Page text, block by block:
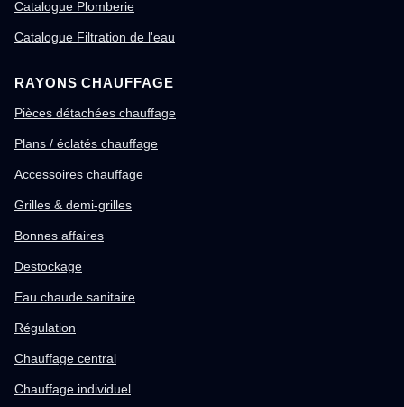
Catalogue Plomberie
Catalogue Filtration de l'eau
RAYONS CHAUFFAGE
Pièces détachées chauffage
Plans / éclatés chauffage
Accessoires chauffage
Grilles & demi-grilles
Bonnes affaires
Destockage
Eau chaude sanitaire
Régulation
Chauffage central
Chauffage individuel